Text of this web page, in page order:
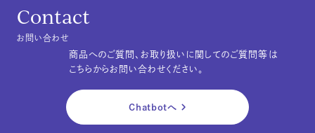
Contact
お問い合わせ
商品へのご質問、お取り扱いに関してのご質問等は
こちらからお問い合わせください。
Chatbotへ